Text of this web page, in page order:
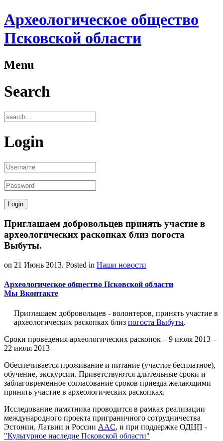
Археологическое общество
Псковской области
Menu
Search
Login
Приглашаем добровольцев принять участие в
археологических раскопках близ погоста
Выбуты.
on 21 Июнь 2013. Posted in Наши новости
Археологическое общество Псковской области
Мы Вконтакте
Приглашаем добровольцев - волонтеров, принять участие в
археологических раскопках близ погоста Выбуты.
Сроки проведения археологических раскопок – 9 июля 2013 –
22 июля 2013
Обеспечивается проживание и питание (участие бесплатное),
обучение, экскурсии. Приветствуются длительные сроки и
заблаговременное согласование сроков приезда желающими
принять участие в археологических раскопках.
Исследование памятника проводится в рамках реализации
международного проекта приграничного сотрудничества
Эстонии, Латвии и России AAC, и при поддержке ОДЦП -
"Культурное наследие Псковской области"